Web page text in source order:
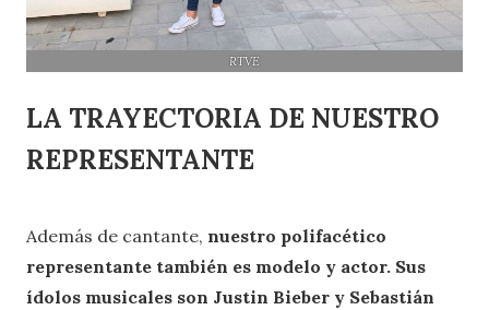
RTVE
LA TRAYECTORIA DE NUESTRO
REPRESENTANTE
Además de cantante, nuestro polifacético
representante también es modelo y actor. Sus
ídolos musicales son Justin Bieber y Sebastián